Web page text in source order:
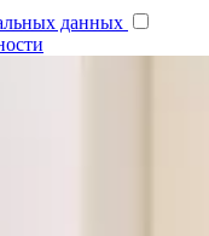
данных